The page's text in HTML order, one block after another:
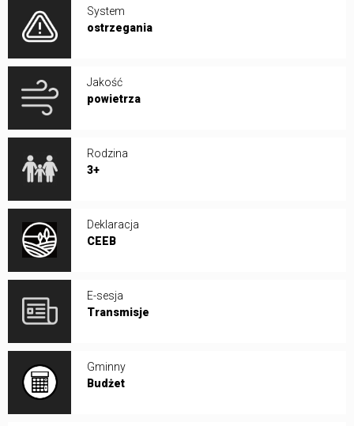
System
ostrzegania
Jakość
powietrza
Rodzina
3+
Deklaracja
CEEB
E-sesja
Transmisje
Gminny
Budżet